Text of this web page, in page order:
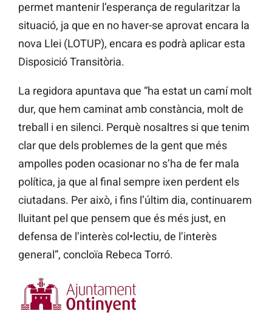
permet mantenir l’esperança de regularitzar la
situació, ja que en no haver-se aprovat encara la
nova Llei (LOTUP), encara es podrà aplicar esta
Disposició Transitòria.
La regidora apuntava que “ha estat un camí molt
dur, que hem caminat amb constància, molt de
treball i en silenci. Perquè nosaltres si que tenim
clar que dels problemes de la gent que més
ampolles poden ocasionar no s’ha de fer mala
política, ja que al final sempre ixen perdent els
ciutadans. Per això, i fins l’últim dia, continuarem
lluitant pel que pensem que és més just, en
defensa de l’interès col•lectiu, de l’interès
general”, concloïa Rebeca Torró.